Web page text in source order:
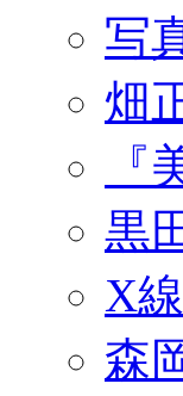
写
畑
黒
X
森